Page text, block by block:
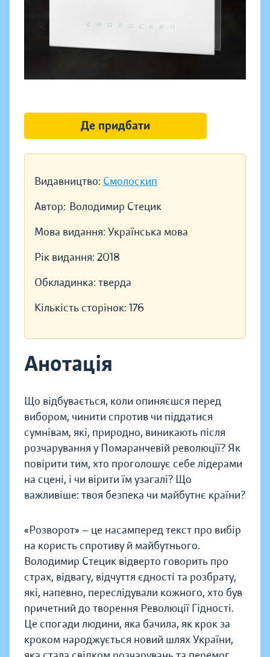
Видавництво: Смолоскип
Автор: Володимир Стецик
Мова видання: Українська мова
Рік видання: 2018
Обкладинка: тверда
Кількість сторінок: 176
Анотація
Що відбувається, коли опиняєшся перед
вибором, чинити спротив чи піддатися
сумнівам, які, природно, виникають після
розчарування у Помаранчевій революції? Як
повірити тим, хто проголошує себе лідерами
на сцені, і чи вірити їм узагалі? Що
важливіше: твоя безпека чи майбутнє країни?
«Розворот» — це насамперед текст про вибір
на користь спротиву й майбутнього.
Володимир Стецик відверто говорить про
страх, відвагу, відчуття єдності та розбрату,
які, напевно, переслідували кожного, хто був
причетний до творення Революції Гідності.
Це спогади людини, яка бачила, як крок за
кроком народжується новий шлях України,
Де придбати